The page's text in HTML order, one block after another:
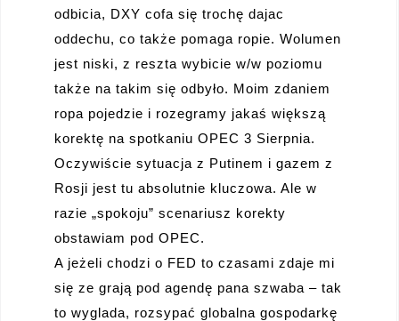
odbicia, DXY cofa się trochę dajac
oddechu, co także pomaga ropie. Wolumen
jest niski, z reszta wybicie w/w poziomu
także na takim się odbyło. Moim zdaniem
ropa pojedzie i rozegramy jakaś większą
korektę na spotkaniu OPEC 3 Sierpnia.
Oczywiście sytuacja z Putinem i gazem z
Rosji jest tu absolutnie kluczowa. Ale w
razie „spokoju” scenariusz korekty
obstawiam pod OPEC.
A jeżeli chodzi o FED to czasami zdaje mi
się ze grają pod agendę pana szwaba – tak
to wyglada, rozsypać globalna gospodarkę